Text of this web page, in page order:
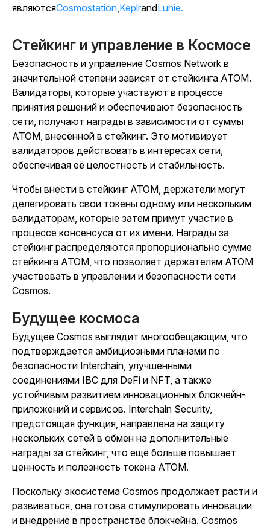
являютсяCosmostation,KeplrandLunie.
Стейкинг и управление в Космосе
Безопасность и управление Cosmos Network в
значительной степени зависят от стейкинга ATOM.
Валидаторы, которые участвуют в процессе
принятия решений и обеспечивают безопасность
сети, получают награды в зависимости от суммы
ATOM, внесённой в стейкинг. Это мотивирует
валидаторов действовать в интересах сети,
обеспечивая её целостность и стабильность.
Чтобы внести в стейкинг ATOM, держатели могут
делегировать свои токены одному или нескольким
валидаторам, которые затем примут участие в
процессе консенсуса от их имени. Награды за
стейкинг распределяются пропорционально сумме
стейкинга ATOM, что позволяет держателям ATOM
участвовать в управлении и безопасности сети
Cosmos.
Будущее космоса
Будущее Cosmos выглядит многообещающим, что
подтверждается амбициозными планами по
безопасности Interchain, улучшенными
соединениями IBC для DeFi и NFT, а также
устойчивым развитием инновационных блокчейн-
приложений и сервисов. Interchain Security,
предстоящая функция, направлена на защиту
нескольких сетей в обмен на дополнительные
награды за стейкинг, что ещё больше повышает
ценность и полезность токена ATOM.
Поскольку экосистема Cosmos продолжает расти и
развиваться, она готова стимулировать инновации
и внедрение в пространстве блокчейна. Cosmos